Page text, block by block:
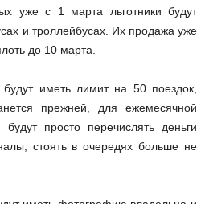
уже с 1 марта льготники будут
и троллейбусах. Их продажа уже
до 10 марта.
иметь лимит на 50 поездок,
прежней, для ежемесячной
просто перечислять деньги
стоять в очередях больше не